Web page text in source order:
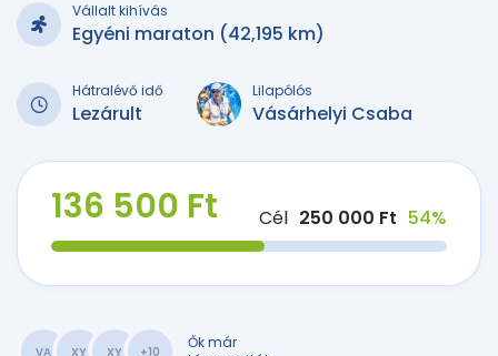
Vállalt kihívás
Egyéni maraton (42,195 km)
Hátralévő idő
Lezárult
Lilapólós
Vásárhelyi Csaba
136 500 Ft Cél 250 000 Ft 54%
VA XY XY +10
Ők már